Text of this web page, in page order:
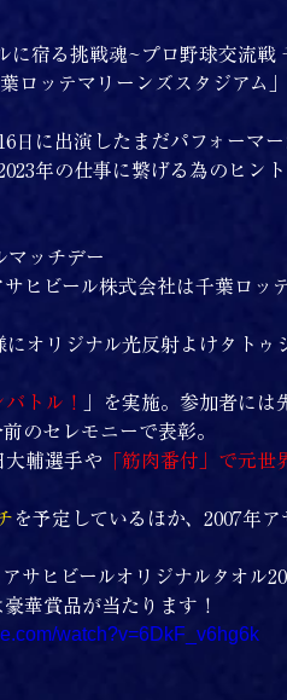
に宿る挑戦魂~プロ野球交流
ロッテマリーンズスタジアム」
日に出演したまだパフォーマ
年の仕事に繋げる為のヒント
マッチデー
ヒビール株式会社は千葉ロッ
オリジナル光反射よけタトゥ
トル！
」を実施。参加者に
のセレモニーで表彰。
大輔選手や 「筋肉番付」で元
を予定しているほか、2007年
サヒビールオリジナルタオル
華賞品が当たります！
watch?v=6DkF_v6hg6k